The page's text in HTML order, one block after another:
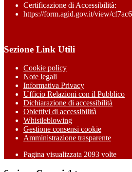
Certificazione di Accessibilità:
https://form.agid.gov.it/view/
Sezione Link Utili
Cookie policy
Note legali
Informativa Privacy
Ufficio Relazioni con il Pubblico
Dichiarazione di accessibilità
Obiettivi di accessibilità
Whistleblowing
Gestione consensi cookie
Amministrazione trasparente
Pagina visualizzata 2093 volte